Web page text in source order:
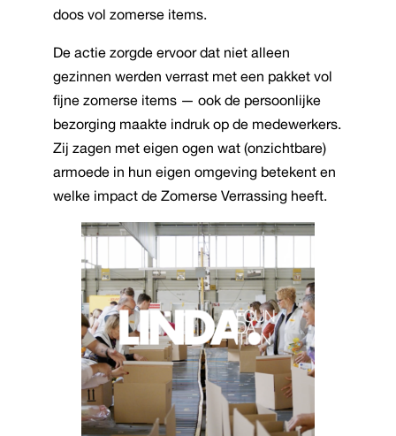
doos vol zomerse items.
De actie zorgde ervoor dat niet alleen
gezinnen werden verrast met een pakket vol
fijne zomerse items — ook de persoonlijke
bezorging maakte indruk op de medewerkers.
Zij zagen met eigen ogen wat (onzichtbare)
armoede in hun eigen omgeving betekent en
welke impact de Zomerse Verrassing heeft.